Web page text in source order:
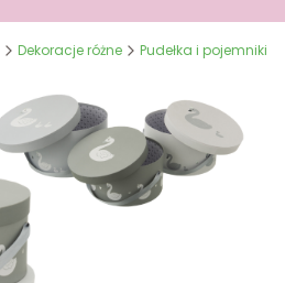
Dekoracje różne Pudełka i pojemniki